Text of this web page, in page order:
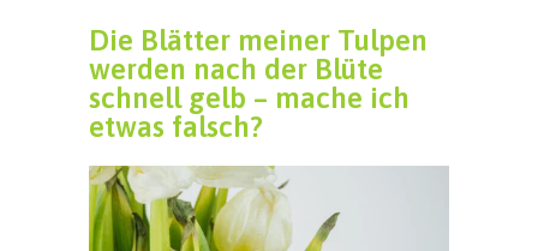
Die Blätter meiner Tulpen
werden nach der Blüte
schnell gelb – mache ich
etwas falsch?